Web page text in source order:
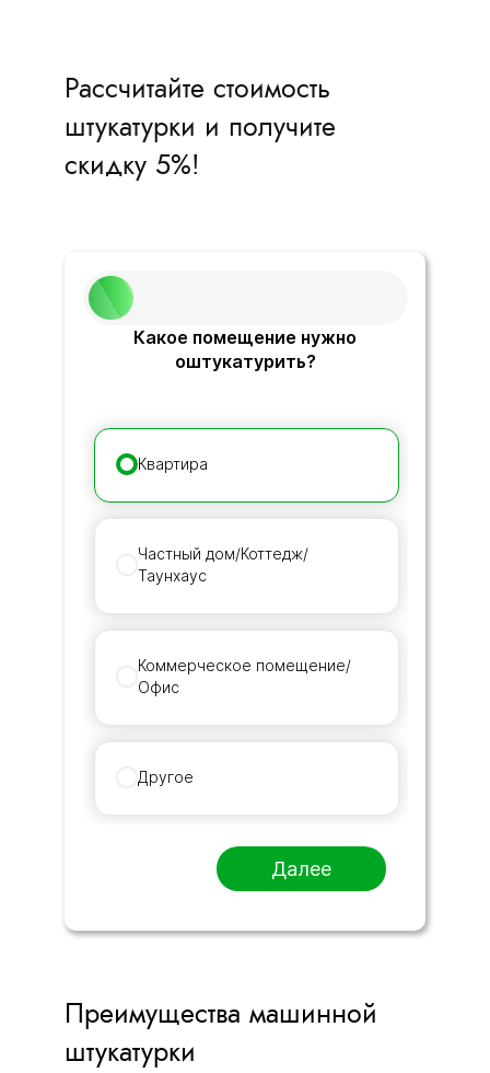
Рассчитайте стоимость
штукатурки и получите
скидку 5%!
Какое помещение нужно
оштукатурить?
Квартира
Частный дом/Коттедж/
Таунхаус
Коммерческое помещение/
Офис
Другое
Далее
Преимущества машинной
штукатурки